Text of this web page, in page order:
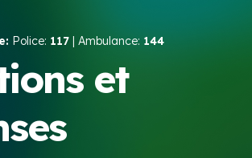
le couple
Campagnes
Police: 117 | Ambulance: 144